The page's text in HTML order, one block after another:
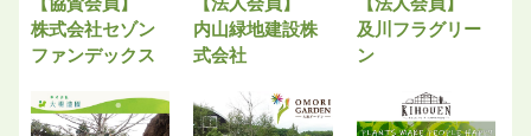
株式会社セゾン
ファンデックス
内山緑地建設株
式会社
及川フラグリー
ン